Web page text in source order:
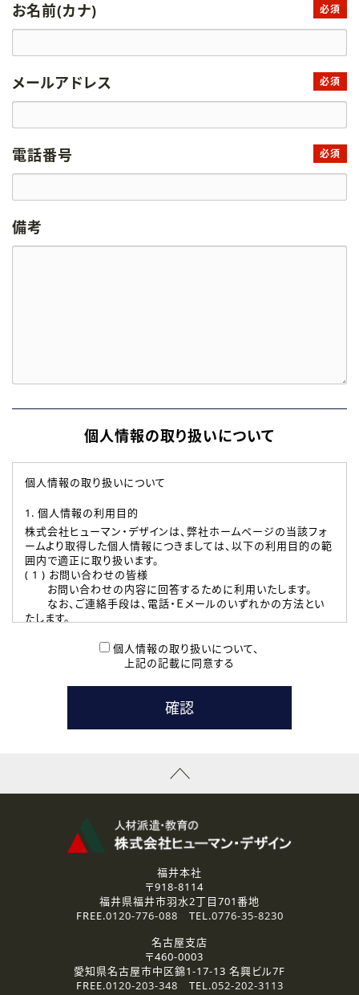
お名前(カナ) 必須
メールアドレス 必須
電話番号 必須
備考
個人情報の取り扱いについて
個人情報の取り扱いについて
1. 個人情報の利用目的
株式会社ヒューマン・デザインは、弊社ホームページの当該フォ
ームより取得した個人情報につきましては、以下の利用目的の範
囲内で適正に取り扱います。
( 1 ) お問い合わせの皆様
お問い合わせの内容に回答するために利用いたします。
なお、ご連絡手段は、電話・Ｅメールのいずれかの方法とい
たします。
本登録に関するご連絡および本登録時の参考情報として利
たします。
( 3 ) スタッフ派遣を検討されている企業の皆様
お問い合わせの内容に回答するために利用いたします。
なお、ご連絡手段は、電話・Ｅメールのいずれかの方法とい
資料送付、受講相談に関するご連絡のために利用いたしま
その他、お問い合わせの内容に回答するために利用いたし
なお、ご連絡手段は、電話・Ｅメールのいずれかの方法とい
2.個人情報の第三者提供
ご提供いただいた個人情報は、法令等の規定に従う場合を除き、
3.個人情報の取り扱いの委託
弊社の定める個人情報保護の評価基準を満たした委託先に、個
人情報を委託する場合があります。
個人情報の取り扱いについて、
上記の記載に同意する
福井本社
〒918-8114
福井県福井市羽水2丁目701番地
FREE.0120-776-088 TEL.0776-35-8230
名古屋支店
〒460-0003
愛知県名古屋市中区錦1-17-13 名興ビル7F
FREE.0120-203-348 TEL.052-202-3113